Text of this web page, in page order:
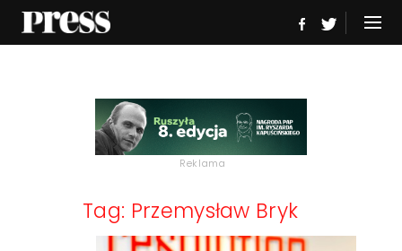
Reklama
Tag: Przemysław Bryk